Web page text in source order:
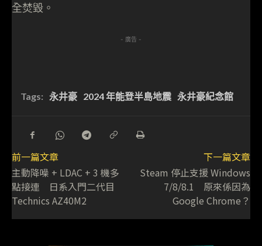
全焚毀。
- 廣告 -
Tags: 永井豪 2024 年能登半島地震 永井豪紀念館
前一篇文章
主動降噪 + LDAC + 3 機多
點接連 日系入門二代目
Technics AZ40M2
下一篇文章
Steam 停止支援 Windows
7/8/8.1 原來係因為
Google Chrome？